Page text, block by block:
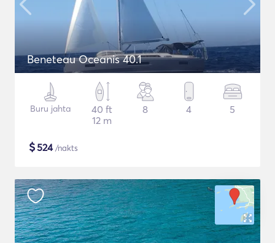
Beneteau Oceanis 40.1
Buru jahta
40 ft
12 m
8 4 5
$524/nakts